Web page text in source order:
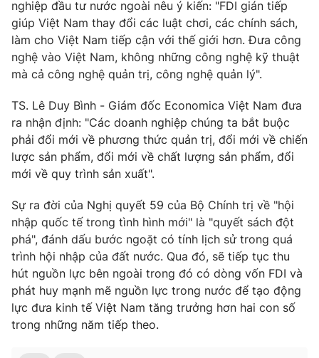
Ðiện thoại Thời báo VTV:024.66 897 897
Email:toasoan@vtv.vn
Liên hệ quảng cáo:024-7300.7108
® Cấm sao chép dưới mọi hình thức nếu không có sự chấp
thuận bằng văn bản. Ghi rõ nguồn VTV.vn khi phát hành lại
thông tin từ website này.
nghiệp đầu tư nước ngoài nêu ý kiến: "FDI gián tiếp
giúp Việt Nam thay đổi các luật chơi, các chính sách,
làm cho Việt Nam tiếp cận với thế giới hơn. Đưa công
nghệ vào Việt Nam, không những công nghệ kỹ thuật
mà cả công nghệ quản trị, công nghệ quản lý".
TS. Lê Duy Bình - Giám đốc Economica Việt Nam đưa
ra nhận định: "Các doanh nghiệp chúng ta bắt buộc
phải đổi mới về phương thức quản trị, đổi mới về chiến
lược sản phẩm, đổi mới về chất lượng sản phẩm, đổi
mới về quy trình sản xuất".
Sự ra đời của Nghị quyết 59 của Bộ Chính trị về "hội
nhập quốc tế trong tình hình mới" là "quyết sách đột
phá", đánh dấu bước ngoặt có tính lịch sử trong quá
trình hội nhập của đất nước. Qua đó, sẽ tiếp tục thu
hút nguồn lực bên ngoài trong đó có dòng vốn FDI và
phát huy mạnh mẽ nguồn lực trong nước để tạo động
lực đưa kinh tế Việt Nam tăng trưởng hơn hai con số
trong những năm tiếp theo.